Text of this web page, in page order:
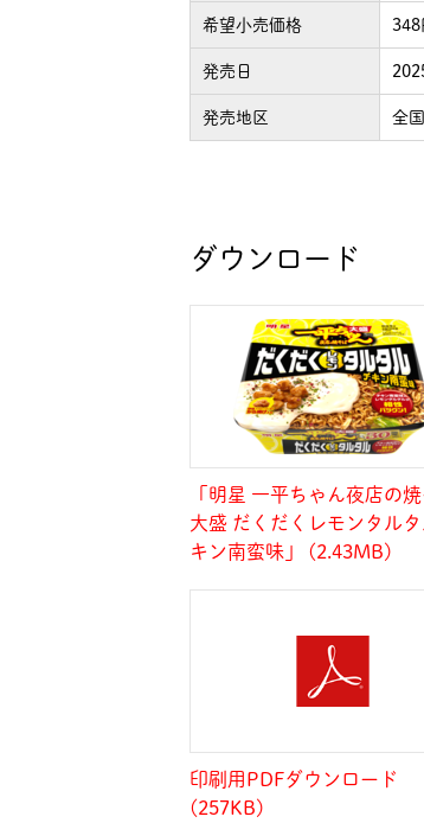
希望小売価格 348
発売日
発売地区 全国
ダウンロード
「明星 一平ちゃん夜店の
大盛 だくだくレモンタル
キン南蛮味」 (2.43MB)
印刷用PDFダウンロード
(257KB)